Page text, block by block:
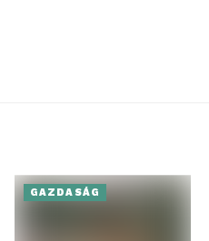
GAZDASÁG